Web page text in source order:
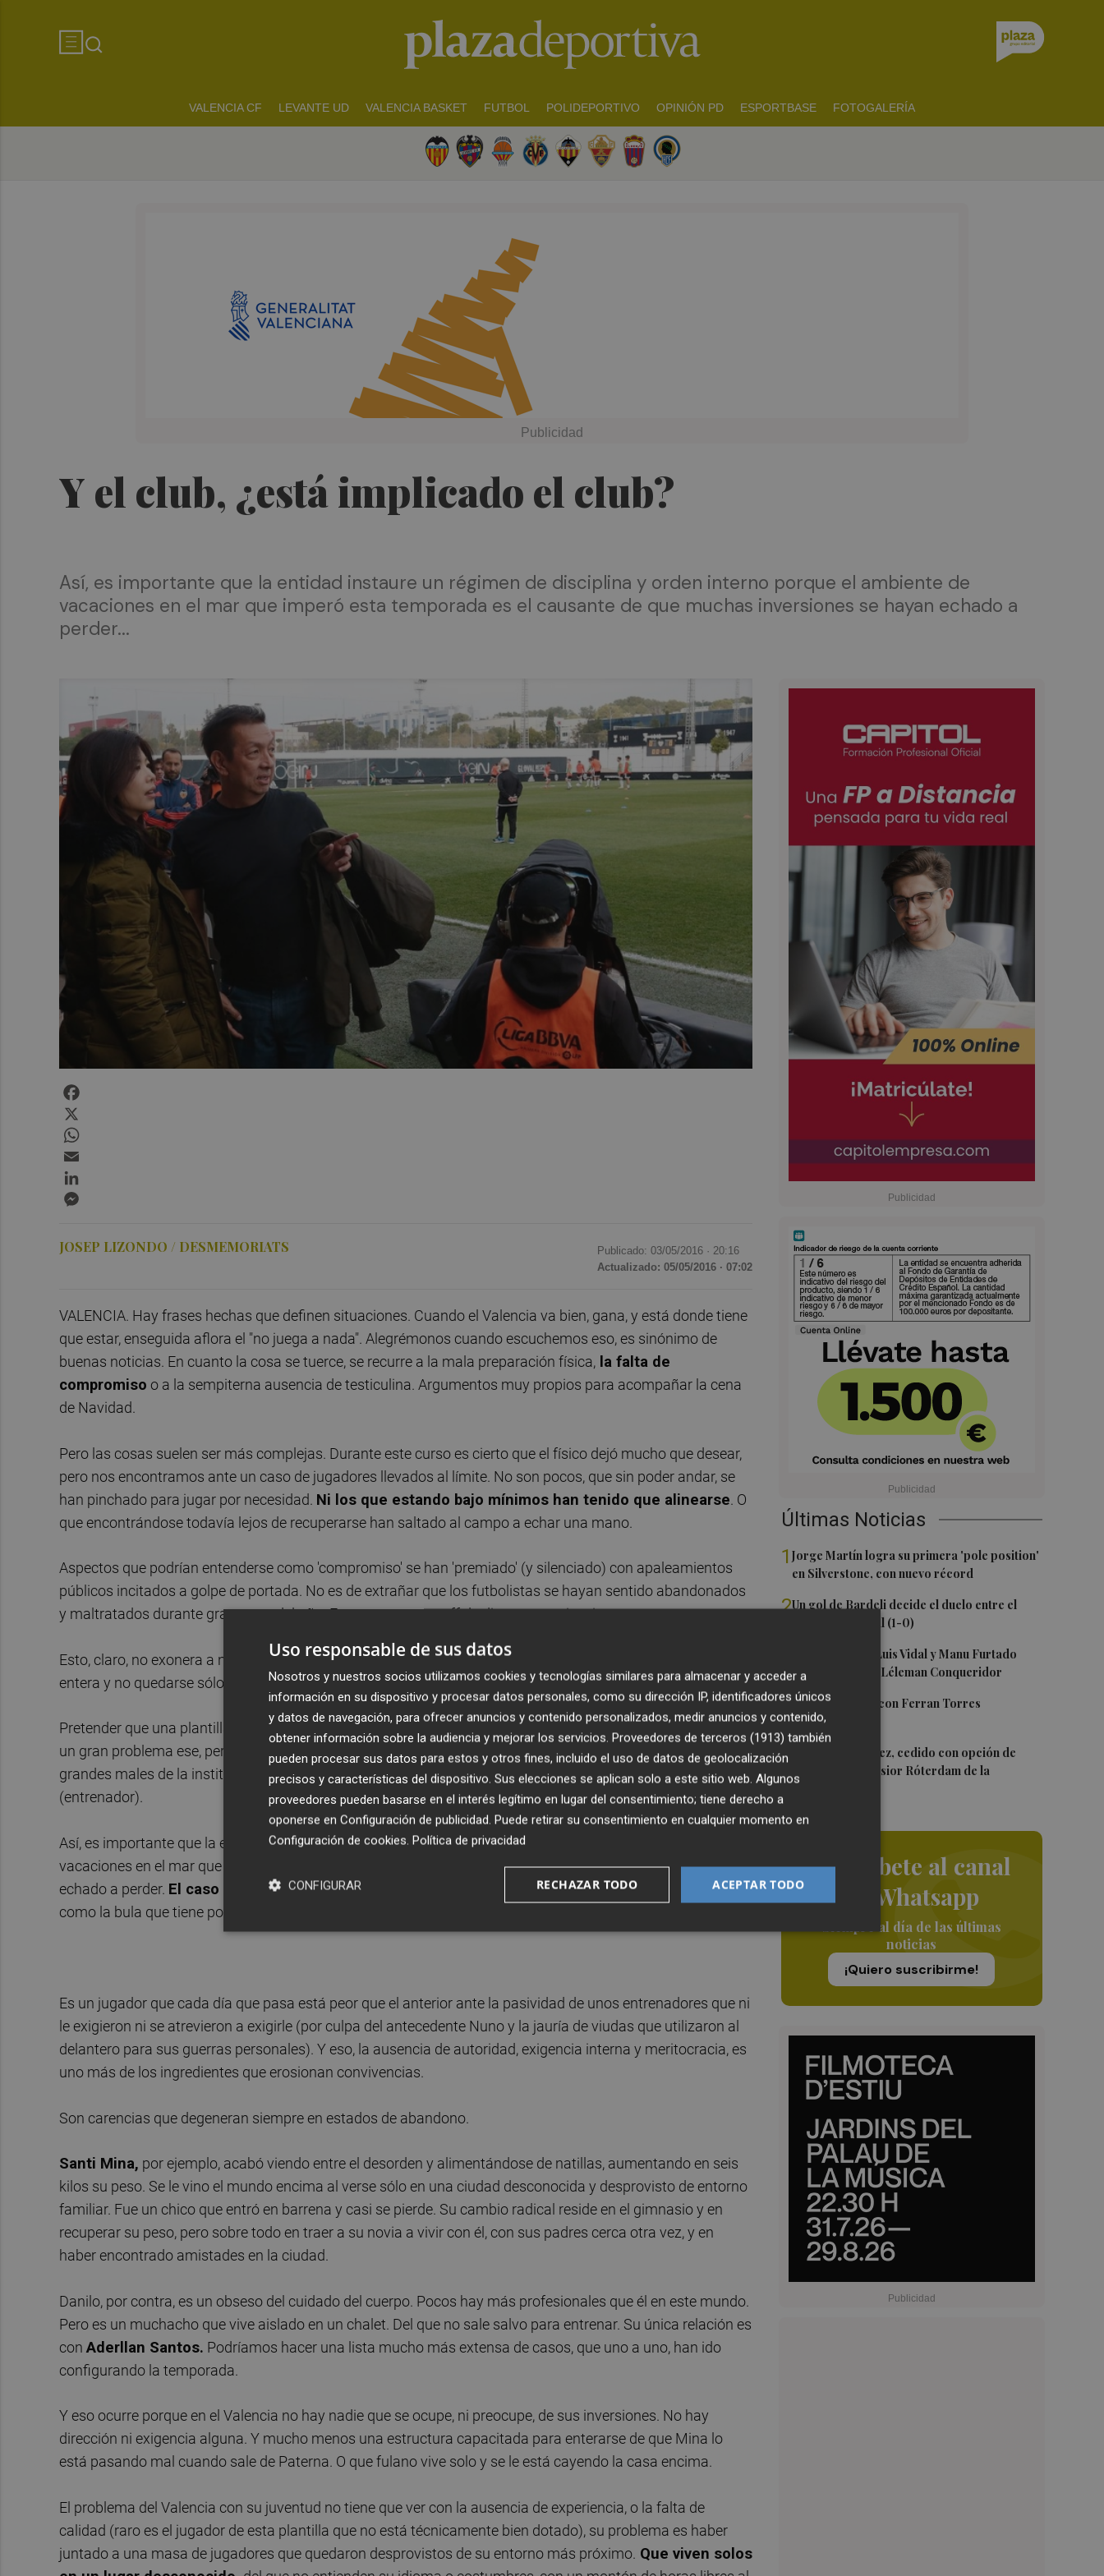
VALENCIA CF LEVANTE UD VALENCIA BASKET FUTBOL POLIDEPORTIVO OPINIÓN PD ESPORTBASE FOTOGALERÍA
Y el club, ¿está implicado el club?
Así, es importante que la entidad instaure un régimen de disciplina y orden interno porque el ambiente de
vacaciones en el mar que imperó esta temporada es el causante de que muchas inversiones se hayan echado a
perder...
Últimas Noticias
1Jorge Martín logra su primera 'pole position'
en Silverstone, con nuevo récord
2Un gol de Bardeli decide el duelo entre el
Levante y su filial (1-0)
Nacho Huerta, Luis Vidal y Manu Furtado
renuevan con el Léleman Conqueridor
4 Foios se vuelca con Ferran Torres
5
Mario Domínguez, cedido con opción de
compra al Excelsior Róterdam de la
Suscríbete al canal
de Whatsapp
Siempre al día de las últimas
noticias
¡Quiero suscribirme!
JOSEP LIZONDO / DESMEMORIATS Publicado: 03/05/2016 · 20:16
Actualizado: 05/05/2016 · 07:02
VALENCIA. Hay frases hechas que definen situaciones. Cuando el Valencia va bien, gana, y está donde tiene
que estar, enseguida aflora el "no juega a nada". Alegrémonos cuando escuchemos eso, es sinónimo de
buenas noticias. En cuanto la cosa se tuerce, se recurre a la mala preparación física, la falta de
compromiso o a la sempiterna ausencia de testiculina. Argumentos muy propios para acompañar la cena
de Navidad.
Pero las cosas suelen ser más complejas. Durante este curso es cierto que el físico dejó mucho que desear,
pero nos encontramos ante un caso de jugadores llevados al límite. No son pocos, que sin poder andar, se
han pinchado para jugar por necesidad. Ni los que estando bajo mínimos han tenido que alinearse. O
que encontrándose todavía lejos de recuperarse han saltado al campo a echar una mano.
Aspectos que podrían entenderse como 'compromiso' se han 'premiado' (y silenciado) con apaleamientos
públicos incitados a golpe de portada. No es de extrañar que los futbolistas se hayan sentido abandonados
y maltratados durante gran parte del año. Estamos ante un off de diversas motivaciones.
Esto, claro, no exonera a nadie de sus pecados, que también los hay. Pero para juzgar es mejor ver la película
entera y no quedarse sólo con el tráiler.
Pretender que una plantilla se motive sola es otra de esas coletillas estupendas que lanzan los entornos. Es
un gran problema ese, pero es un problema que
nace desde la raíz misma del club. Porque uno de los
grandes males de la institución es la ausencia de club. Y durante este año, ni hubo una cosa, ni la otra
(entrenador).
Así, es importante que la entidad instaure un régimen de disciplina y orden interno porque el ambiente de
vacaciones en el mar que imperó esta temporada es el causante de que muchas inversiones se hayan
echado a perder. El caso Negredo, por ejemplo, resulta insultante
. Es tan insultante su sobrepeso,
como la bula que tiene por parte del entorno, o la incapacidad del Valencia para meterlo en cintura.
Es un jugador que cada día que pasa está peor que el anterior ante la pasividad de unos entrenadores que ni
le exigieron ni se atrevieron a exigirle (por culpa del antecedente Nuno y la jauría de viudas que utilizaron al
delantero para sus guerras personales). Y eso, la ausencia de autoridad, exigencia interna y meritocracia, es
uno más de los ingredientes que erosionan convivencias.
Son carencias que degeneran siempre en estados de abandono.
Santi Mina, por ejemplo, acabó viendo entre el desorden y alimentándose de natillas, aumentando en seis
kilos su peso. Se le vino el mundo encima al verse sólo en una ciudad desconocida y desprovisto de entorno
familiar. Fue un chico que entró en barrena y casi se pierde. Su cambio radical reside en el gimnasio y en
recuperar su peso, pero sobre todo en traer a su novia a vivir con él, con sus padres cerca otra vez, y en
haber encontrado amistades en la ciudad.
Danilo, por contra, es un obseso del cuidado del cuerpo. Pocos hay más profesionales que él en este mundo.
Pero es un muchacho que vive aislado en un chalet. Del que no sale salvo para entrenar. Su única relación es
con Aderllan Santos. Podríamos hacer una lista mucho más extensa de casos, que uno a uno, han ido
configurando la temporada.
Y eso ocurre porque en el Valencia no hay nadie que se ocupe, ni preocupe, de sus inversiones. No hay
dirección ni exigencia alguna. Y mucho menos una estructura capacitada para enterarse de que Mina lo
está pasando mal cuando sale de Paterna. O que fulano vive solo y se le está cayendo la casa encima.
El problema del Valencia con su juventud no tiene que ver con la ausencia de experiencia, o la falta de
calidad (raro es el jugador de esta plantilla que no está técnicamente bien dotado), su problema es haber
juntado a una masa de jugadores que quedaron desprovistos de su entorno más próximo. Que viven solos
Uso responsable de sus datos
Nosotros y nuestros socios utilizamos cookies y tecnologías similares para almacenar y acceder a
información en su dispositivo y procesar datos personales, como su dirección IP, identificadores únicos
y datos de navegación, para ofrecer anuncios y contenido personalizados, medir anuncios y contenido,
obtener información sobre la audiencia y mejorar los servicios. Proveedores de terceros (1913) también
pueden procesar sus datos para estos y otros fines, incluido el uso de datos de geolocalización
precisos y características del dispositivo. Sus elecciones se aplican solo a este sitio web. Algunos
proveedores pueden basarse en el interés legítimo en lugar del consentimiento; tiene derecho a
oponerse en Configuración de publicidad. Puede retirar su consentimiento en cualquier momento en
Configuración de cookies. Política de privacidad
ACEPTAR TODO
RECHAZAR TODO
CONFIGURAR